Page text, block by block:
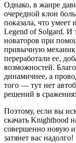
Однако, в жанре
очередной клон
показала, что умеет
Legend of Solgard. И
новаторов при
привычную
переработали ее,
возможностей.
динамичнее, а
того — тут нет
решений в
Поэтому, если вы
скачать
совершенно новую
затянет вас надолго!